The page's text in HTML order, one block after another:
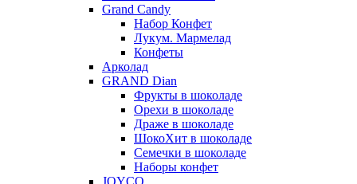
Grand Candy
Набор Конфет
Лукум. Мармелад
Конфеты
Арколад
GRAND Dian
Фрукты в шоколаде
Орехи в шоколаде
Драже в шоколаде
ШокоХит в шоколаде
Семечки в шоколаде
Наборы конфет
JOYCO